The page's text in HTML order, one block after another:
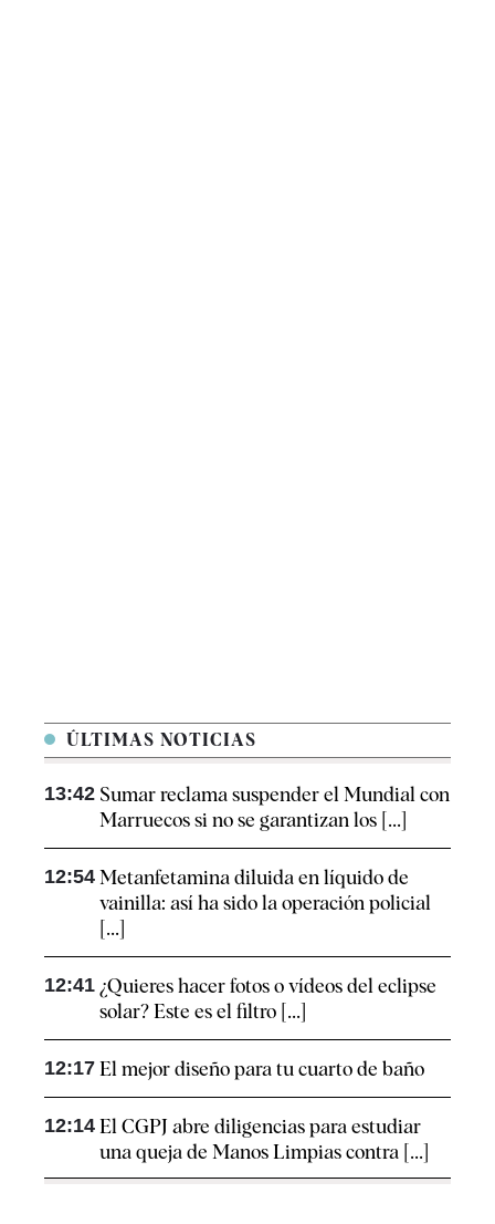
ÚLTIMAS NOTICIAS
13:42 Sumar reclama suspender el Mundial con
Marruecos si no se garantizan los [...]
12:54 Metanfetamina diluida en líquido de
vainilla: así ha sido la operación policial
[...]
12:41 ¿Quieres hacer fotos o vídeos del eclipse
solar? Este es el filtro [...]
12:17 El mejor diseño para tu cuarto de baño
12:14 El CGPJ abre diligencias para estudiar
una queja de Manos Limpias contra [...]